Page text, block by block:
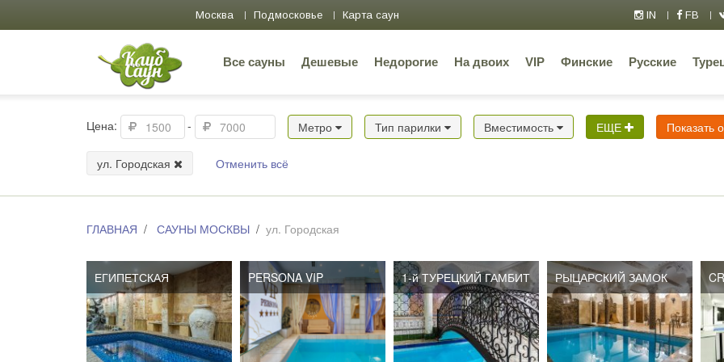
Москва Подмосковье Карта саун IN FB
Все сауны Дешевые Недорогие На двоих VIP Финские Русские
Цена: - Метро Тип парилки Вместимость ЕЩЕ Показать
ул. Городская Отменить всё
ГЛАВНАЯ САУНЫ МОСКВЫ ул. Городская
ЕГИПЕТСКАЯ PERSONA VIP 1-й ТУРЕЦКИЙ ГАМБИТ РЫЦАРСКИЙ ЗАМОК
РЫЦАРСКИЙ ЗАМОК